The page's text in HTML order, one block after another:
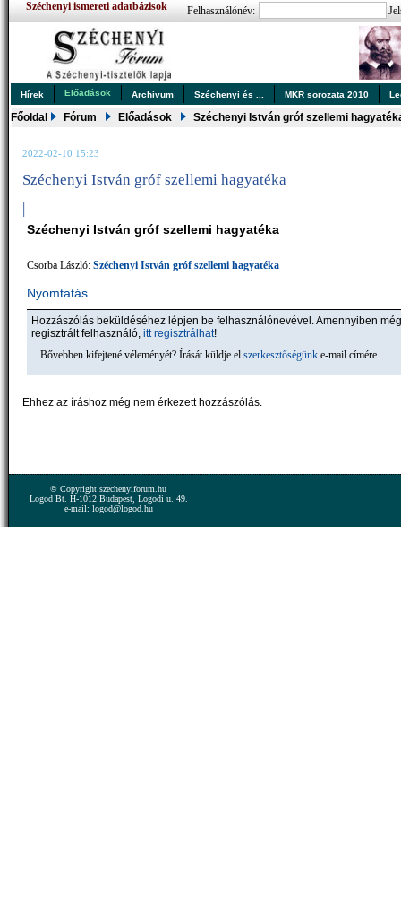
Széchenyi ismereti adatbázisok Felhasználónév:
Hírek Előadások Archivum Széchenyi és ... MKR sorozata 2010
Főoldal Fórum Előadások Széchenyi István gróf szellemi
2022-02-10 15:23
Széchenyi István gróf szellemi hagyatéka
|
Széchenyi István gróf szellemi hagyatéka
Csorba László: Széchenyi István gróf szellemi hagyatéka
Nyomtatás
Hozzászólás beküldéséhez lépjen be felhasználónevével. Amennyiben
regisztrált felhasználó, itt regisztrálhat!
Bővebben kifejtené véleményét? Írását küldje el szerkesztőségünk e-mail címére.
Ehhez az íráshoz még nem érkezett hozzászólás.
© Copyright szechenyiforum.hu
Logod Bt. H-1012 Budapest, Logodi u. 49.
e-mail: logod@logod.hu